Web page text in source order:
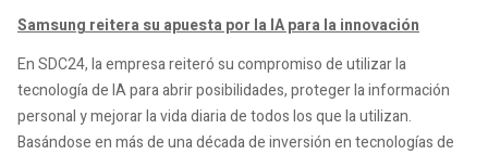
Samsung reitera su apuesta por la IA para la innovación
En SDC24, la empresa reiteró su compromiso de utilizar la
tecnología de IA para abrir posibilidades, proteger la información
personal y mejorar la vida diaria de todos los que la utilizan.
Basándose en más de una década de inversión en tecnologías de